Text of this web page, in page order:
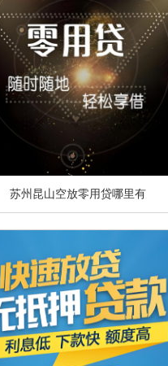
苏州昆山空放零用贷哪里有